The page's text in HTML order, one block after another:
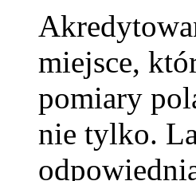
miejsce,
pomiary
nie tylko.